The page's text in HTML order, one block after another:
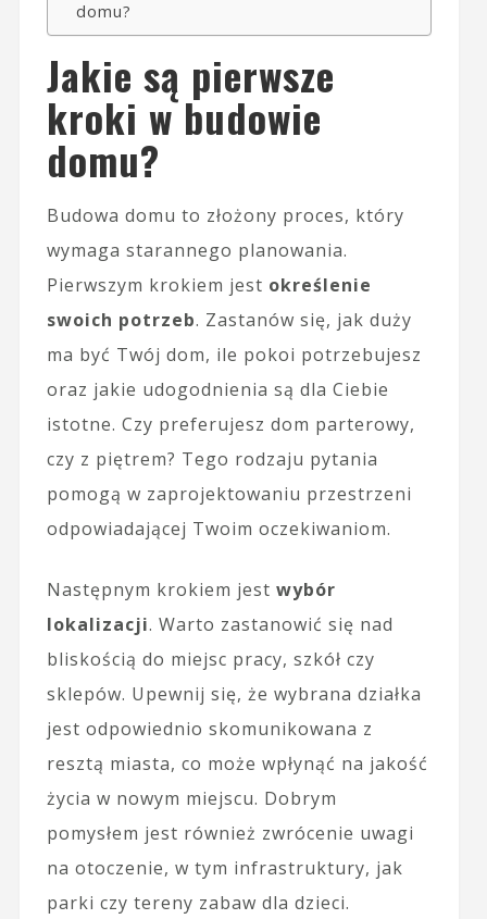
domu?
Jakie są pierwsze
kroki w budowie
domu?
Budowa domu to złożony proces, który
wymaga starannego planowania.
Pierwszym krokiem jest określenie
swoich potrzeb. Zastanów się, jak duży
ma być Twój dom, ile pokoi potrzebujesz
oraz jakie udogodnienia są dla Ciebie
istotne. Czy preferujesz dom parterowy,
czy z piętrem? Tego rodzaju pytania
pomogą w zaprojektowaniu przestrzeni
odpowiadającej Twoim oczekiwaniom.
Następnym krokiem jest wybór
lokalizacji. Warto zastanowić się nad
bliskością do miejsc pracy, szkół czy
sklepów. Upewnij się, że wybrana działka
jest odpowiednio skomunikowana z
resztą miasta, co może wpłynąć na jakość
życia w nowym miejscu. Dobrym
pomysłem jest również zwrócenie uwagi
na otoczenie, w tym infrastruktury, jak
parki czy tereny zabaw dla dzieci.